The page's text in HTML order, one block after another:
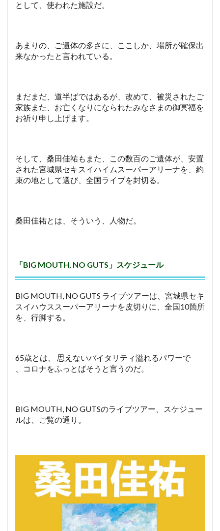
として、使われた施設だ。
あまりの、ご遺体の多さに、ここしか、場所が確保出
来なかったと言われている。
まだまだ、道半ばではあるが、改めて、被災されたご
家族また、お亡くなりになられたみなさまの御冥福を
お祈り申し上げます。
そして、桑田佳祐もまた、この数百のご遺体が、安置
された宮城県セキスイハイムスーパーアリーナを、約
束の地として選び、全国ライブを封切る。
桑田佳祐とは、そういう、人物だ。
「BIG MOUTH, NO GUTS」スケジュール
BIG MOUTH, NO GUTS ライブツアーは、宮城県セキ
スイハウススーパーアリーナを皮切りに、全国10箇所
を、行脚する。
65歳とは、 思えないバイタリティ溢れるパワーで
、コロナをふっとばそうと言うのだ。
BIG MOUTH, NO GUTSのライブツアー、スケジュー
ルは、ご覧の通り。